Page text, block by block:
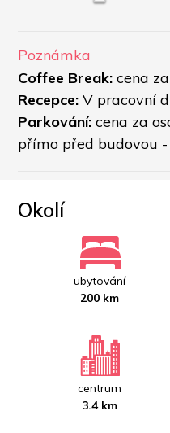
Poznámka
Coffee Break: cena
Recepce: V pracovní
Parkování: cena za
přímo před budovou
Okolí
ubytování
200 km
centrum
3.4 km